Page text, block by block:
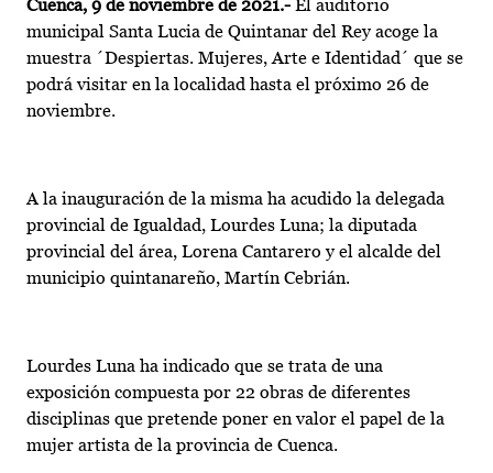
Cuenca, 9 de noviembre de 2021.- El auditorio
municipal Santa Lucia de Quintanar del Rey acoge la
muestra ´Despiertas. Mujeres, Arte e Identidad´ que se
podrá visitar en la localidad hasta el próximo 26 de
noviembre.
A la inauguración de la misma ha acudido la delegada
provincial de Igualdad, Lourdes Luna; la diputada
provincial del área, Lorena Cantarero y el alcalde del
municipio quintanareño, Martín Cebrián.
Lourdes Luna ha indicado que se trata de una
exposición compuesta por 22 obras de diferentes
disciplinas que pretende poner en valor el papel de la
mujer artista de la provincia de Cuenca.